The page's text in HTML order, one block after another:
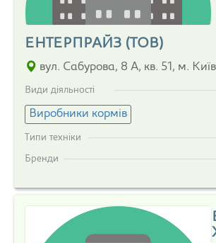
ЕНТЕРПРАЙЗ (ТОВ)
вул. Сабурова, 8 А, кв. 51, м.
Види діяльності
Виробники кормів
Типи техніки
Бренди